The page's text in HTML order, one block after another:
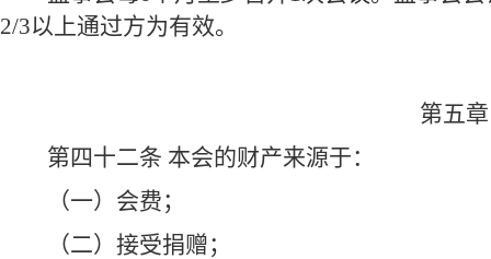
2/3以上通过方为有效。
第五
第四十二条 本会的财产来源于：
（一）会费；
（二）接受捐赠；